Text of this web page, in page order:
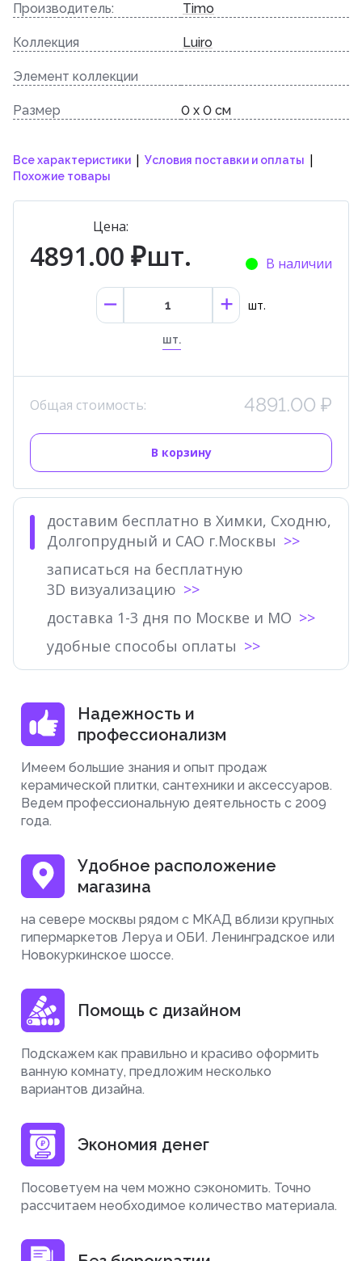
Производитель: Timo
Коллекция Luiro
Элемент коллекции
Размер 0 x 0 см
Все характеристики | Условия поставки и оплаты |
Похожие товары
Цена:
4891.00 ₽шт. В наличии
шт.
шт.
Общая стоимость: 4891.00 ₽
В корзину
доставим бесплатно в Химки, Сходню,
Долгопрудный и САО г.Москвы
записаться на бесплатную
3D визуализацию
доставка 1-3 дня по Москве и МО
удобные способы оплаты
Надежность и
профессионализм
Имеем большие знания и опыт продаж
керамической плитки, сантехники и аксессуаров.
Ведем профессиональную деятельность с 2009
года.
Удобное расположение
магазина
на севере москвы рядом с МКАД вблизи крупных
гипермаркетов Леруа и ОБИ. Ленинградское или
Новокуркинское шоссе.
Помощь с дизайном
Подскажем как правильно и красиво оформить
ванную комнату, предложим несколько
вариантов дизайна.
Экономия денег
Посоветуем на чем можно сэкономить. Точно
рассчитаем необходимое количество материала.